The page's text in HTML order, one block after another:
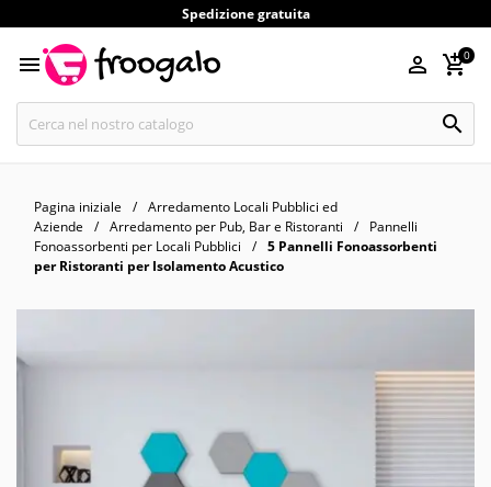
Spedizione gratuita
  0

Pagina iniziale
Arredamento Locali Pubblici ed
Aziende
Arredamento per Pub, Bar e Ristoranti
Pannelli
Fonoassorbenti per Locali Pubblici
5 Pannelli Fonoassorbenti
per Ristoranti per Isolamento Acustico